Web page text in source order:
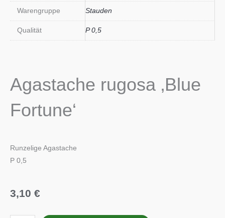
Warengruppe Stauden
Qualität P 0,5
Agastache rugosa ‚Blue
Fortune‘
Runzelige Agastache
P 0,5
3,10 €